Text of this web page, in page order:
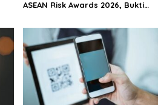
ASEAN Risk Awards 2026, Bukti
Perkuat Pertumbuhan
Berkelanjutan